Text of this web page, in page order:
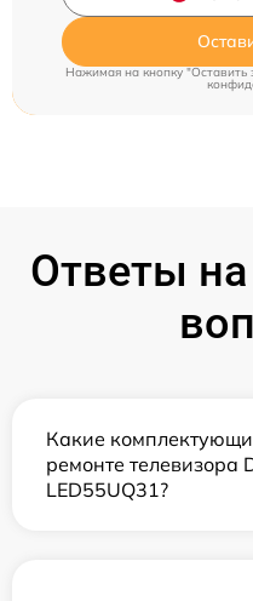
Нажимая на кнопку "Оставить
Ответы
Какие
ремонте телевизора
LED55UQ31?